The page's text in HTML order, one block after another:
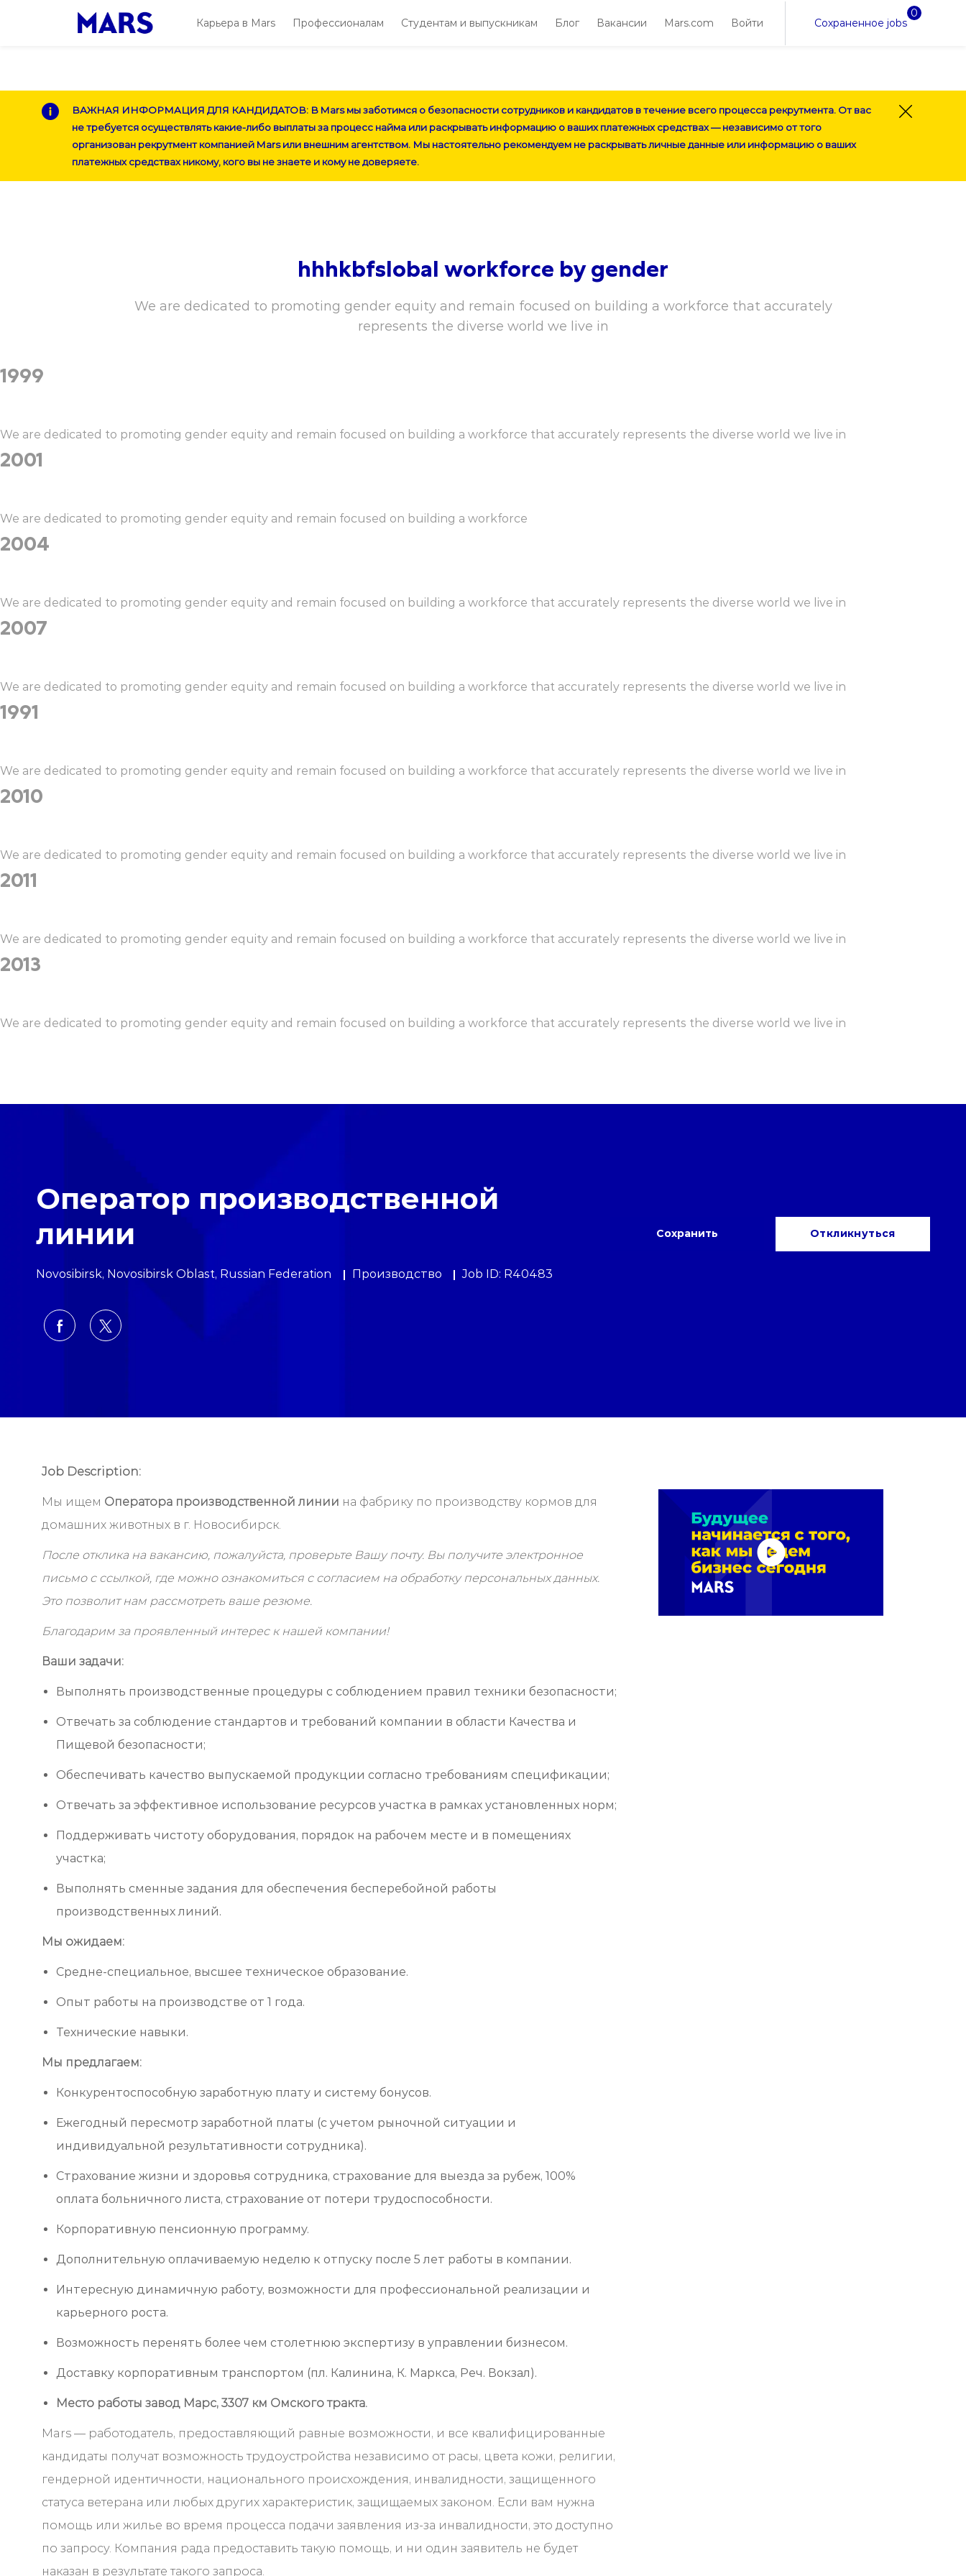
Карьера в Mars Профессионалам Студентам и выпускникам Блог Вакансии Mars.com Войти Сохраненное jobs
0
ВАЖНАЯ ИНФОРМАЦИЯ ДЛЯ КАНДИДАТОВ: В Marsмы заботимся о безопасности сотрудников и кандидатов в течение всего процесса рекрутмента. От вас
не требуется осуществлять какие-либо выплаты за процесс найма или раскрывать информацию о ваших платежных средствах — независимо от того
организован рекрутмент компанией Marsили внешним агентством. Мы настоятельно рекомендуем не раскрывать личные данные или информацию о ваших
платежных средствах никому, кого вы не знаете и кому не доверяете.
hhhkbfslobal workforce by gender
We are dedicated to promoting gender equity and remain focused on building a workforce that accurately
represents the diverse world we live in
1999
We are dedicated to promoting gender equity and remain focused on building a workforce that accurately represents the diverse world we live in
2001
We are dedicated to promoting gender equity and remain focused on building a workforce
2004
We are dedicated to promoting gender equity and remain focused on building a workforce that accurately represents the diverse world we live in
2007
We are dedicated to promoting gender equity and remain focused on building a workforce that accurately represents the diverse world we live in
1991
We are dedicated to promoting gender equity and remain focused on building a workforce that accurately represents the diverse world we live in
2010
We are dedicated to promoting gender equity and remain focused on building a workforce that accurately represents the diverse world we live in
2011
We are dedicated to promoting gender equity and remain focused on building a workforce that accurately represents the diverse world we live in
2013
We are dedicated to promoting gender equity and remain focused on building a workforce that accurately represents the diverse world we live in
Оператор производственной
линии
Location
Novosibirsk, Novosibirsk Oblast, Russian Federation Category
Производство Job ID: R40483
Сохранить Откликнуться
Share via Facebook
Share via twitter
Job Description:
Мы ищем Оператора производственной линии на фабрику по производству кормов для
домашних животных в г. Новосибирск.
После отклика на вакансию, пожалуйста, проверьте Вашу почту. Вы получите электронное
письмо с ссылкой, где можно ознакомиться с согласием на обработку персональных данных.
Это позволит нам рассмотреть ваше резюме.
Благодарим за проявленный интерес к нашей компании!
Ваши задачи:
Выполнять производственные процедуры с соблюдением правил техники безопасности;
Отвечать за соблюдение стандартов и требований компании в области Качества и
Пищевой безопасности;
Обеспечивать качество выпускаемой продукции согласно требованиям спецификации;
Отвечать за эффективное использование ресурсов участка в рамках установленных норм;
Поддерживать чистоту оборудования, порядок на рабочем месте и в помещениях
участка;
Выполнять сменные задания для обеспечения бесперебойной работы
производственных линий.
Мы ожидаем:
Средне-специальное, высшее техническое образование.
Опыт работы на производстве от 1 года.
Технические навыки.
Мы предлагаем:
Конкурентоспособную заработную плату и систему бонусов.
Ежегодный пересмотр заработной платы (с учетом рыночной ситуации и
индивидуальной результативности сотрудника).
Страхование жизни и здоровья сотрудника, страхование для выезда за рубеж, 100%
оплата больничного листа, страхование от потери трудоспособности.
Корпоративную пенсионную программу.
Дополнительную оплачиваемую неделю к отпуску после 5 лет работы в компании.
Интересную динамичную работу, возможности для профессиональной реализации и
карьерного роста.
Возможность перенять более чем столетнюю экспертизу в управлении бизнесом.
Доставку корпоративным транспортом (пл. Калинина, К. Маркса, Реч. Вокзал).
Место работы завод Марс, 3307 км Омского тракта.
Mars — работодатель, предоставляющий равные возможности, и все квалифицированные
кандидаты получат возможность трудоустройства независимо от расы, цвета кожи, религии,
гендерной идентичности, национального происхождения, инвалидности, защищенного
статуса ветерана или любых других характеристик, защищаемых законом. Если вам нужна
помощь или жилье во время процесса подачи заявления из-за инвалидности, это доступно
по запросу. Компания рада предоставить такую ​​помощь, и ни один заявитель не будет
наказан в результате такого запроса.